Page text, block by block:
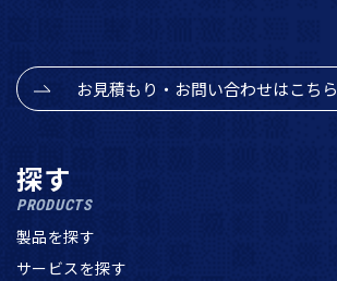
お見積もり・お問い合わせはこちら
探す
PRODUCTS
製品を探す
サービスを探す